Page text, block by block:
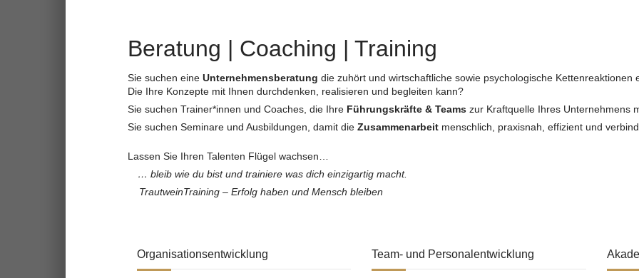
Beratung | Coaching | Training
Sie suchen eine Unternehmensberatung die zuhört und wirtschaftliche sowie psychologische Kettenreaktionen
Die Ihre Konzepte mit Ihnen durchdenken, realisieren und begleiten kann?
Sie suchen Trainer*innen und Coaches, die Ihre Führungskräfte & Teams zur Kraftquelle Ihres Unternehmens
Sie suchen Seminare und Ausbildungen, damit die Zusammenarbeit menschlich, praxisnah, effizient und
Lassen Sie Ihren Talenten Flügel wachsen…
… bleib wie du bist und trainiere was dich einzigartig macht.
TrautweinTraining – Erfolg haben und Mensch bleiben
Organisationsentwicklung Team- und Personalentwicklung